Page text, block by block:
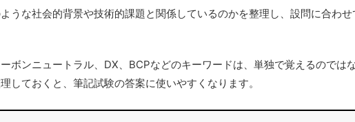
うな社会的背景や技術的課題と関係しているのかを整理し、設問に合わ
ボンニュートラル、DX、BCPなどのキーワードは、単独で覚えるのでは
しておくと、筆記試験の答案に使いやすくなります。